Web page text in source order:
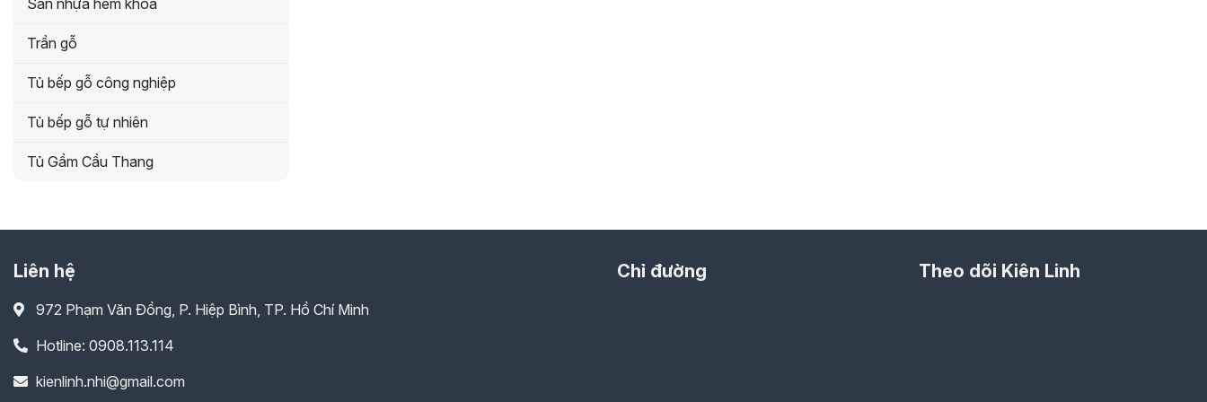
Trần gỗ
Tủ bếp gỗ công nghiệp
Tủ bếp gỗ tự nhiên
Tủ Gầm Cầu Thang
Liên hệ
972 Phạm Văn Đồng, P. Hiệp Bình, TP. Hồ Chí Minh
Hotline: 0908.113.114
kienlinh.nhi@gmail.com
Chỉ đường Theo dõi Kiên Linh